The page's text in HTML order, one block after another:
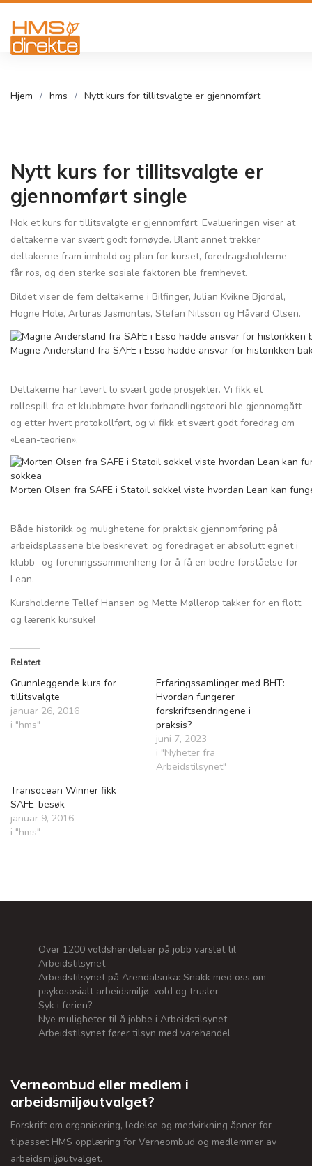
Hjem hms Nytt kurs for tillitsvalgte er gjennomført
Nytt kurs for tillitsvalgte er
gjennomført single
Nok et kurs for tillitsvalgte er gjennomført. Evalueringen viser at
deltakerne var svært godt fornøyde. Blant annet trekker
deltakerne fram innhold og plan for kurset, foredragsholderne
får ros, og den sterke sosiale faktoren ble fremhevet.
Bildet viser de fem deltakerne i Bilfinger, Julian Kvikne Bjordal,
Hogne Hole, Arturas Jasmontas, Stefan Nilsson og Håvard Olsen.
Magne Andersland fra SAFE i Esso hadde ansvar for historikken
Deltakerne har levert to svært gode prosjekter. Vi fikk et
rollespill fra et klubbmøte hvor forhandlingsteori ble gjennomgått
og etter hvert protokollført, og vi fikk et svært godt foredrag om
«Lean-teorien».
Morten Olsen fra SAFE i Statoil sokkel viste hvordan Lean kan
Både historikk og mulighetene for praktisk gjennomføring på
arbeidsplassene ble beskrevet, og foredraget er absolutt egnet i
klubb- og foreningssammenheng for å få en bedre forståelse for
Lean.
Kursholderne Tellef Hansen og Mette Møllerop takker for en flott
og lærerik kursuke!
Relatert
Grunnleggende kurs for
tillitsvalgte
januar 26, 2016
i "hms"
Erfaringssamlinger med BHT:
Hvordan fungerer
forskriftsendringene i
praksis?
juni 7, 2023
i "Nyheter fra
Arbeidstilsynet"
Transocean Winner fikk
SAFE-besøk
januar 9, 2016
i "hms"
Over 1200 voldshendelser på jobb varslet til
Arbeidstilsynet
Arbeidstilsynet på Arendalsuka: Snakk med oss om
psykososialt arbeidsmiljø, vold og trusler
Syk i ferien?
Nye muligheter til å jobbe i Arbeidstilsynet
Arbeidstilsynet fører tilsyn med varehandel
Verneombud eller medlem i
arbeidsmiljøutvalget?
Forskrift om organisering, ledelse og medvirkning åpner for
tilpasset HMS opplæring for Verneombud og medlemmer av
arbeidsmiljøutvalget.